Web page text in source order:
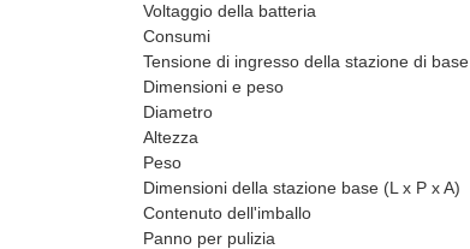
Voltaggio della batteria
Consumi
Tensione di ingresso della stazione di base
Dimensioni e peso
Diametro
Altezza
Peso
Dimensioni della stazione base (L x P x A)
Contenuto dell'imballo
Panno per pulizia